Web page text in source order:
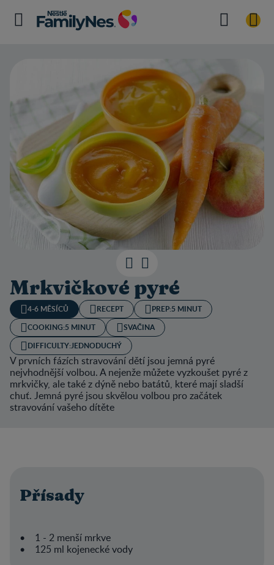
Mrkvičkové pyré
4-6 MĚSÍCŮ RECEPT PREP:5 MINUT
COOKING:5 MINUT
SVAČINA
DIFFICULTY:JEDNODUCHÝ
V prvních fázích stravování dětí jsou jemná pyré
nejvhodnější volbou. A nejenže můžete vyzkoušet pyré z
mrkvičky, ale také z dýně nebo batátů, které mají sladší
chuť. Jemná pyré jsou skvělou volbou pro začátek
stravování vašeho dítěte
Přísady
• 1 - 2 menší mrkve
• 125 ml kojenecké vody